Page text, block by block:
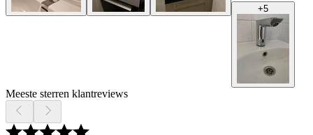
+5
Meeste sterren klantreviews